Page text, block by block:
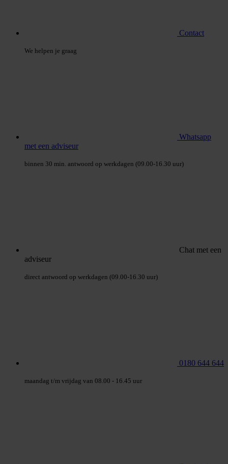
Contact
We helpen je graag
Whatsapp
met een adviseur
binnen 30 min. antwoord op werkdagen (09.00-16.30 uur)
Chat met een
adviseur
direct antwoord op werkdagen (09.00-16.30 uur)
0180 644 644
maandag t/m vrijdag van 08.00 - 16.45 uur